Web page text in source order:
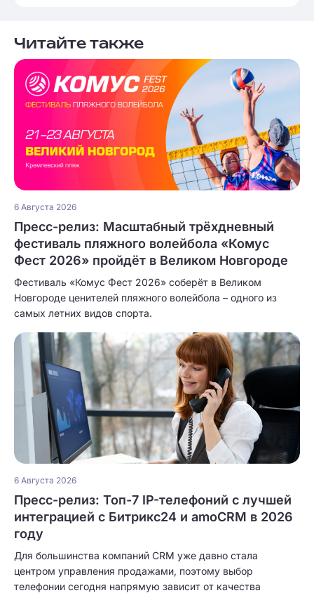
Читайте также
6 Августа 2026
Пресс-релиз: Масштабный трёхдневный
фестиваль пляжного волейбола «Комус
Фест 2026» пройдёт в Великом Новгороде
Фестиваль «Комус Фест 2026» соберёт в Великом
Новгороде ценителей пляжного волейбола – одного из
самых летних видов спорта.
6 Августа 2026
Пресс-релиз: Топ-7 IP-телефоний с лучшей
интеграцией с Битрикс24 и amoCRM в 2026
году
Для большинства компаний CRM уже давно стала
центром управления продажами, поэтому выбор
телефонии сегодня напрямую зависит от качества